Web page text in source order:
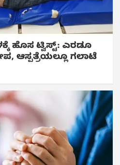
ಹೊಸ ಟ್ವಿಸ್ಟ್: ಎರಡೂ
ಆಸ್ಪತ್ರೆಯಲ್ಲೂ ಗಲಾಟೆ